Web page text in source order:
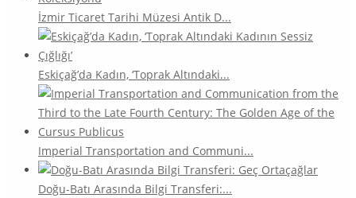
İzmir Ticaret Tarihi Müzesi Antik D...
Eskiçağ’da Kadın, ‘Toprak Altındaki...
Imperial Transportation and Communi...
Doğu-Batı Arasında Bilgi Transferi:...